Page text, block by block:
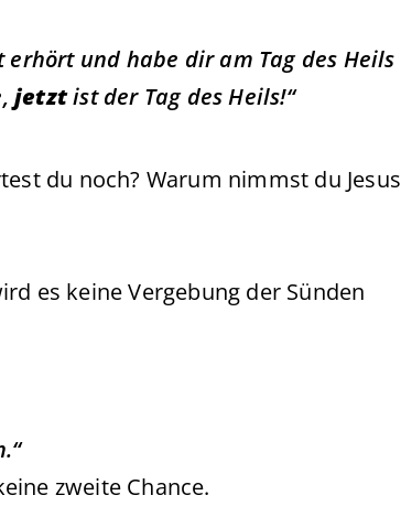
erhört und habe dir am Tag des Heils
jetztist der Tag des Heils!“
du noch? Warum nimmst du Jesus
es keine Vergebung der Sünden
zweite Chance.